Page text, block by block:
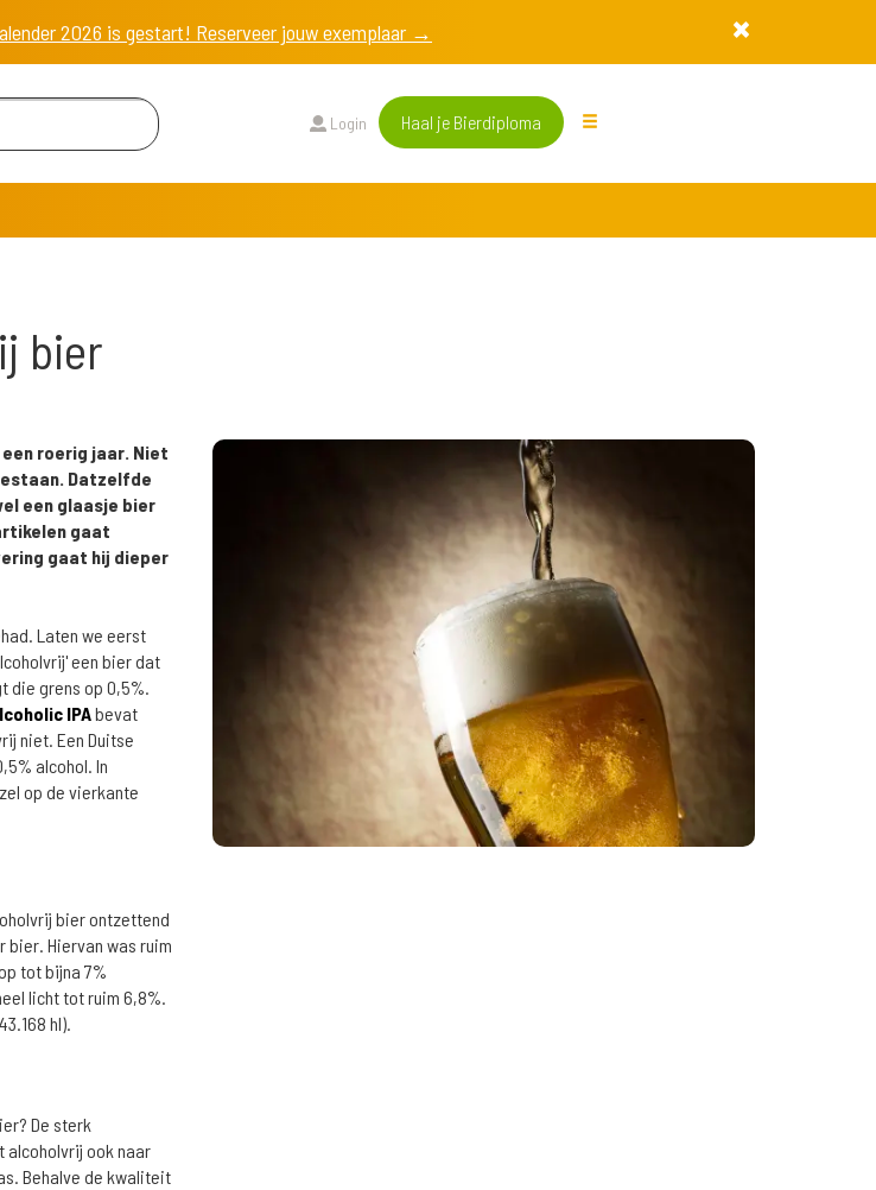
2026 is gestart! Reserveer jouw exemplaar →
Login Haal je Bierdiploma
bier
roerig jaar. Niet
Datzelfde
een glaasje bier
gaat
gaat hij dieper
Laten we eerst
een bier dat
die grens op 0,5%.
IPAbevat
niet. Een Duitse
alcohol. In
op de vierkante
bier ontzettend
bier. Hiervan was ruim
tot bijna 7%
licht tot ruim 6,8%.
hl).
De sterk
alcoholvrij ook naar
Behalve de kwaliteit